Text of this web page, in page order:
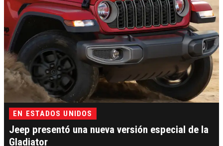
EN ESTADOS UNIDOS
Jeep presentó una nueva versión especial de la
Gladiator